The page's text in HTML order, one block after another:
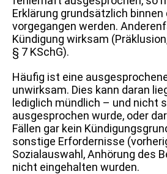
Erklärung grundsätzlich binnen
vorgegangen werden.
Kündigung wirksam
§ 7 KSchG).
Häufig ist eine
unwirksam. Dies kann daran
lediglich mündlich – und nicht
ausgesprochen wurde, oder
Fällen gar kein
sonstige Erfordernisse
Sozialauswahl, Anhörung des
nicht eingehalten wurden.